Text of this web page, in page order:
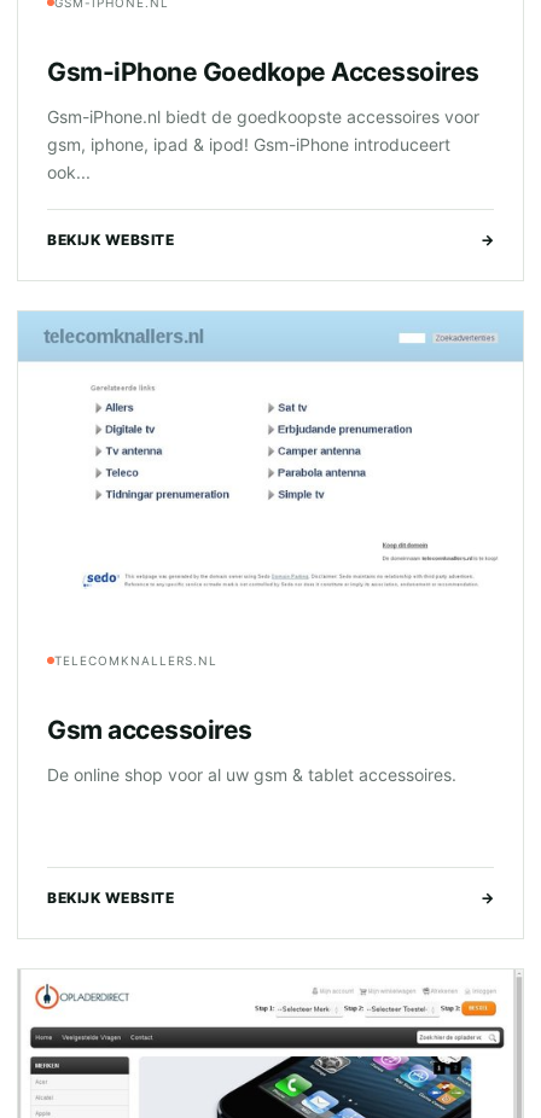
Gsm-iPhone Goedkope Accessoires
Gsm-iPhone.nl biedt de goedkoopste accessoires voor
gsm, iphone, ipad & ipod! Gsm-iPhone introduceert
ook...
BEKIJK WEBSITE →
TELECOMKNALLERS.NL
Gsm accessoires
De online shop voor al uw gsm & tablet accessoires.
BEKIJK WEBSITE →